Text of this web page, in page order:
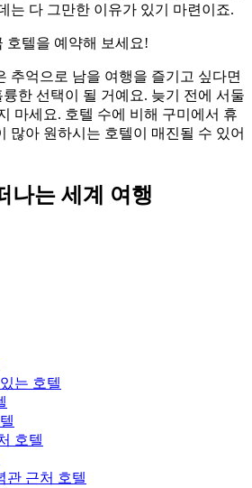
는 다 그만한 이유가 있기 마련이죠.
호텔을 예약해 보세요!
추억으로 남을 여행을 즐기고 싶다면
한 선택이 될 거예요. 늦기 전에 서둘
마세요. 호텔 수에 비해 구미에서 휴
많아 원하시는 호텔이 매진될 수 있어
나는 세계 여행
는 호텔
호텔
관 근처 호텔